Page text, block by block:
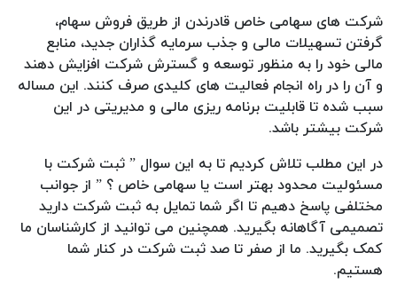
شرکت های سهامی خاص قادرندن از طریق فروش سهام،
گرفتن تسهیلات مالی و جذب سرمایه گذاران جدید، منابع
مالی خود را به منظور توسعه و گسترش شرکت افزایش دهند
و آن را در راه انجام فعالیت های کلیدی صرف کنند. این مساله
سبب شده تا قابلیت برنامه ریزی مالی و مدیریتی در این
شرکت بیشتر باشد.
در این مطلب تلاش کردیم تا به این سوال ” ثبت شرکت با
مسئولیت محدود بهتر است یا سهامی خاص ؟ ” از جوانب
مختلفی پاسخ دهیم تا اگر شما تمایل به ثبت شرکت دارید
تصمیمی آگاهانه بگیرید. همچنین می توانید از کارشناسان ما
کمک بگیرید. ما از صفر تا صد ثبت شرکت در کنار شما
هستیم.